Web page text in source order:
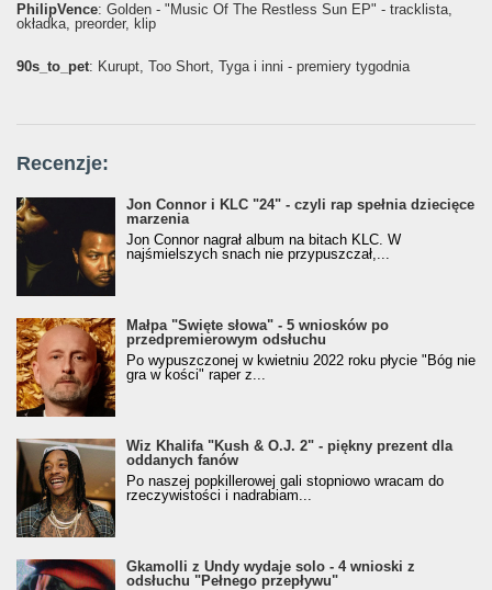
PhilipVence: Golden - "Music Of The Restless Sun EP" - tracklista,
okładka, preorder, klip
90s_to_pet: Kurupt, Too Short, Tyga i inni - premiery tygodnia
Recenzje:
Jon Connor i KLC "24" - czyli rap spełnia dziecięce
marzenia
Jon Connor nagrał album na bitach KLC. W
najśmielszych snach nie przypuszczał,...
Małpa "Święte słowa" - 5 wniosków po
przedpremierowym odsłuchu
Po wypuszczonej w kwietniu 2022 roku płycie "Bóg nie
gra w kości" raper z...
Wiz Khalifa "Kush & O.J. 2" - piękny prezent dla
oddanych fanów
Po naszej popkillerowej gali stopniowo wracam do
rzeczywistości i nadrabiam...
Gkamolli z Undy wydaje solo - 4 wnioski z
odsłuchu "Pełnego przepływu"